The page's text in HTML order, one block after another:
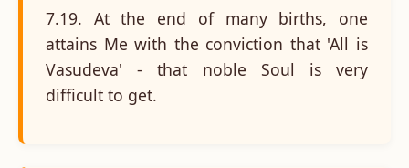
7.19. At the end of many births, one
attains Me with the conviction that 'All is
Vasudeva' - that noble Soul is very
difficult to get.